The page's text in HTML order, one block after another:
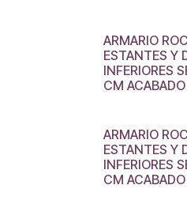
ARMARIO
ESTANTES Y
INFERIORES
CM
ARMARIO
ESTANTES Y
INFERIORES
CM